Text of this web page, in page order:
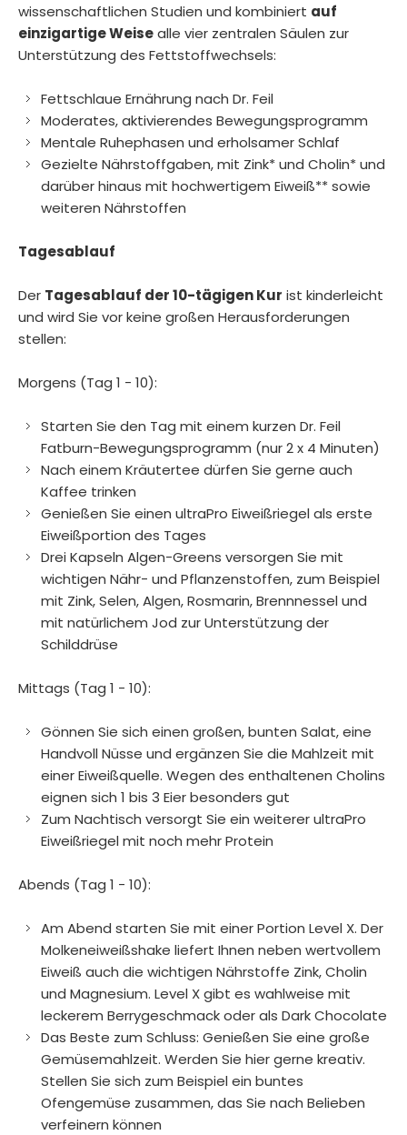
wissenschaftlichen Studien und kombiniert auf
einzigartige Weisealle vier zentralen Säulen zur
Unterstützung des Fettstoffwechsels:
Fettschlaue Ernährung nach Dr. Feil
Moderates, aktivierendes Bewegungsprogramm
Mentale Ruhephasen und erholsamer Schlaf
Gezielte Nährstoffgaben, mit Zink* und Cholin* und
darüber hinaus mit hochwertigem Eiweiß** sowie
weiteren Nährstoffen
Tagesablauf
Der Tagesablauf der 10-tägigen Kur ist kinderleicht
und wird Sie vor keine großen Herausforderungen
stellen:
Morgens (Tag 1 - 10):
Starten Sie den Tag mit einem kurzen Dr. Feil
Fatburn-Bewegungsprogramm (nur 2 x 4 Minuten)
Nach einem Kräutertee dürfen Sie gerne auch
Kaffee trinken
Genießen Sie einen ultraPro Eiweißriegel als erste
Eiweißportion des Tages
Drei Kapseln Algen-Greens versorgen Sie mit
wichtigen Nähr- und Pflanzenstoffen, zum Beispiel
mit Zink, Selen, Algen, Rosmarin, Brennnessel und
mit natürlichem Jod zur Unterstützung der
Schilddrüse
Mittags (Tag 1 - 10):
Gönnen Sie sich einen großen, bunten Salat, eine
Handvoll Nüsse und ergänzen Sie die Mahlzeit mit
einer Eiweißquelle. Wegen des enthaltenen Cholins
eignen sich 1 bis 3 Eier besonders gut
Zum Nachtisch versorgt Sie ein weiterer ultraPro
Eiweißriegel mit noch mehr Protein
Abends (Tag 1 - 10):
Am Abend starten Sie mit einer Portion Level X. Der
Molkeneiweißshake liefert Ihnen neben wertvollem
Eiweiß auch die wichtigen Nährstoffe Zink, Cholin
und Magnesium. Level X gibt es wahlweise mit
leckerem Berrygeschmack oder als Dark Chocolate
Das Beste zum Schluss: Genießen Sie eine große
Gemüsemahlzeit. Werden Sie hier gerne kreativ.
Stellen Sie sich zum Beispiel ein buntes
Ofengemüse zusammen, das Sie nach Belieben
verfeinern können